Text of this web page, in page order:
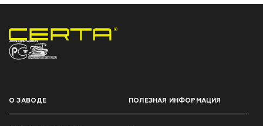
НПП «СПЕКТР» ЗАВОД ЛАКОКРАСОЧНЫХ МАТЕРИАЛОВ
О ЗАВОДЕ ПОЛЕЗНАЯ ИНФОРМАЦИЯ